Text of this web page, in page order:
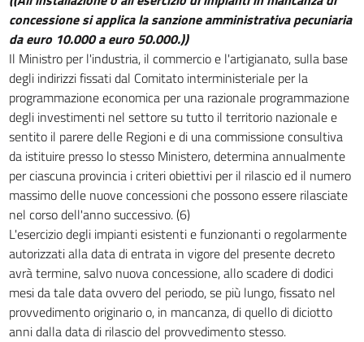
TITOLO III
Disposizioni sugli incentivi
a favore della produzione e dell'economia
37
38
39
40
41
42
43
44
45
46
47
concessione si applica la sanzione amministrativa pecuniaria
da euro 10.000 a euro 50.000.))
Il Ministro per l'industria, il commercio e l'artigianato, sulla base
degli indirizzi fissati dal Comitato interministeriale per la
programmazione economica per una razionale programmazione
degli investimenti nel settore su tutto il territorio nazionale e
sentito il parere delle Regioni e di una commissione consultiva
da istituire presso lo stesso Ministero, determina annualmente
per ciascuna provincia i criteri obiettivi per il rilascio ed il numero
massimo delle nuove concessioni che possono essere rilasciate
nel corso dell'anno successivo. (6)
L'esercizio degli impianti esistenti e funzionanti o regolarmente
autorizzati alla data di entrata in vigore del presente decreto
avrà termine, salvo nuova concessione, allo scadere di dodici
mesi da tale data ovvero del periodo, se più lungo, fissato nel
provvedimento originario o, in mancanza, di quello di diciotto
anni dalla data di rilascio del provvedimento stesso.